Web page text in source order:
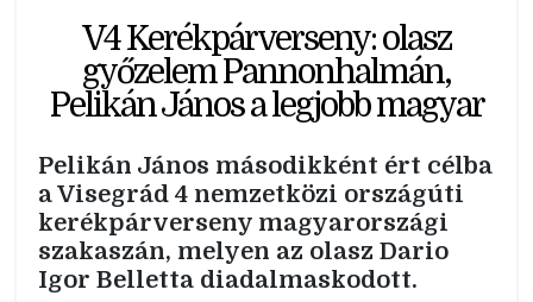
V4 Kerékpárverseny: olasz
győzelem Pannonhalmán,
Pelikán János a legjobb magyar
Pelikán János másodikként ért célba
a Visegrád 4 nemzetközi országúti
kerékpárverseny magyarországi
szakaszán, melyen az olasz Dario
Igor Belletta diadalmaskodott.